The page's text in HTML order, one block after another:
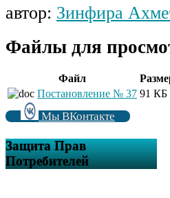
автор: Зинфира
Файлы для
Файл
Постановление № 37 91 КБ
Мы ВКонтакте
Защита Прав
Потребителей